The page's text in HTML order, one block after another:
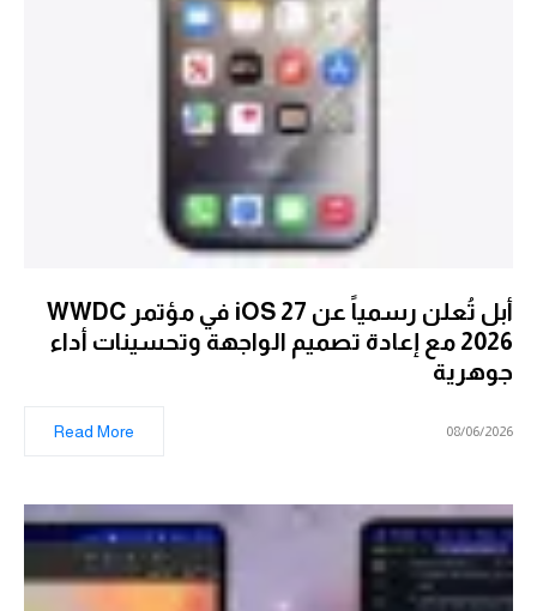
أبل تُعلن رسمياً عن iOS 27 في مؤتمر WWDC
2026 مع إعادة تصميم الواجهة وتحسينات أداء
جوهرية
08/06/2026
Read More